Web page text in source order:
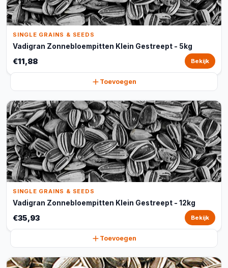
SINGLE GRAINS & SEEDS
Vadigran Zonnebloempitten Klein Gestreept - 5kg
€11,88 Bekijk
Toevoegen
SINGLE GRAINS & SEEDS
Vadigran Zonnebloempitten Klein Gestreept - 12kg
€35,93 Bekijk
Toevoegen